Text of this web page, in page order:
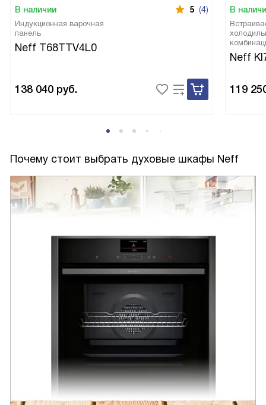
В наличии 5 (4)
Индукционная варочная
панель
Neff T68TTV4L0
138 040 руб.
В
Neff
119
Почему стоит выбрать духовые шкафы Neff